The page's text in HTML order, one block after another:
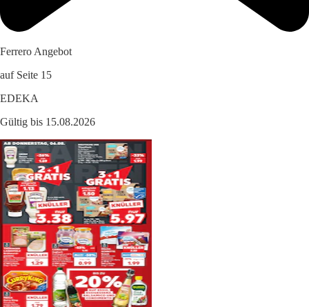
Ferrero Angebot
auf Seite 15
EDEKA
Gültig bis 15.08.2026